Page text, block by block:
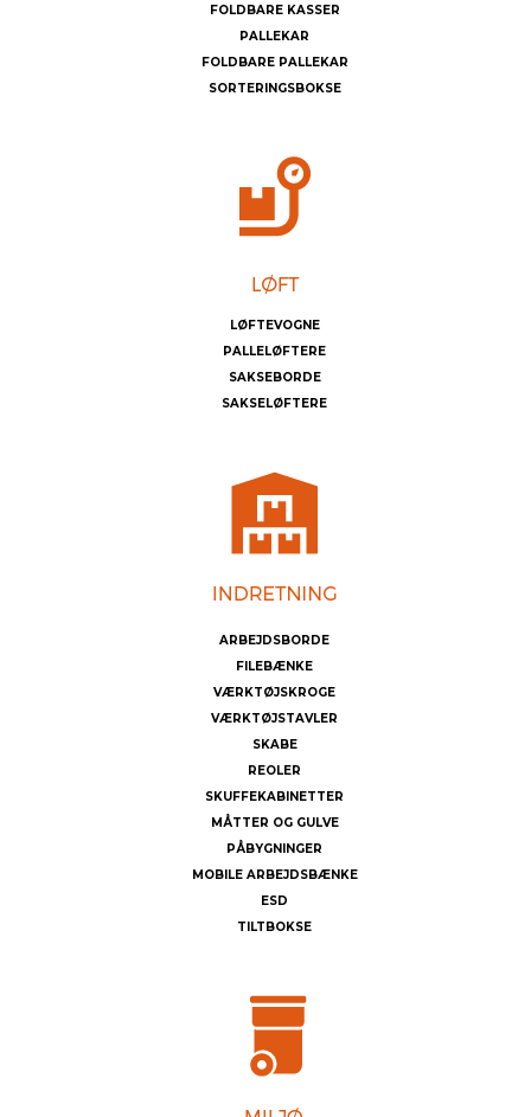
FOLDBARE KASSER
PALLEKAR
FOLDBARE PALLEKAR
SORTERINGSBOKSE
LØFTEVOGNE
PALLELØFTERE
SAKSEBORDE
SAKSELØFTERE
ARBEJDSBORDE
FILEBÆNKE
VÆRKTØJSKROGE
VÆRKTØJSTAVLER
SKABE
REOLER
SKUFFEKABINETTER
MÅTTER OG GULVE
PÅBYGNINGER
MOBILE ARBEJDSBÆNKE
ESD
TILTBOKSE